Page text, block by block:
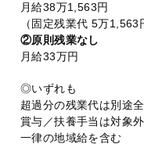
月給38万1,563円
（固定残業代 5万1,563
②原則残業なし
月給33万円
◎いずれも
超過分の残業代は別途
賞与／扶養手当は対象外
一律の地域給を含む